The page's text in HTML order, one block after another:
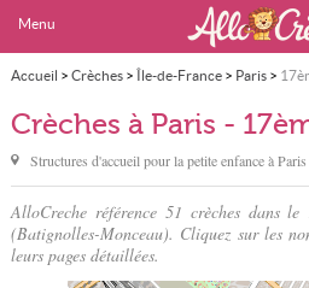
Menu
Accueil > Crèches> Île-de-France> Paris>
Crèches à Paris -
Structures d'accueil pour la petite enfance àParis
AlloCreche référence 51 crèches dans le
(Batignolles-Monceau). Cliquez sur les
leurs pages détaillées.